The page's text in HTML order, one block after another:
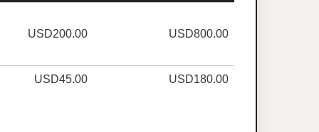
USD200.00 USD800.00
USD45.00 USD180.00